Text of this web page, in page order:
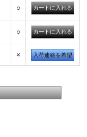
○
○
× 入荷連絡を希望